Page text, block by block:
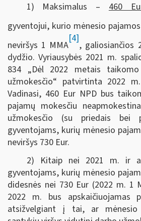
1) Maksimalus – 460
gyventojui, kurio mėnesio
neviršys 1 MMA
[4]
, galiosiančios
dydžio. Vyriausybės 2021 m.
834 „Dėl 2022 metais
užmokesčio“ patvirtinta 2022
Vadinasi, 460 Eur NPD bus
pajamų mokesčiu
užmokesčio (su priedais bei
gyventojams, kurių mėnesio
neviršys 730 Eur.
2) Kitaip nei 2021 m. ir
gyventojams, kurių mėnesio
didesnės nei 730 Eur (2022 m. 1
2022 m. bus apskaičiuojamas
atsižvelgiant į tai, ar